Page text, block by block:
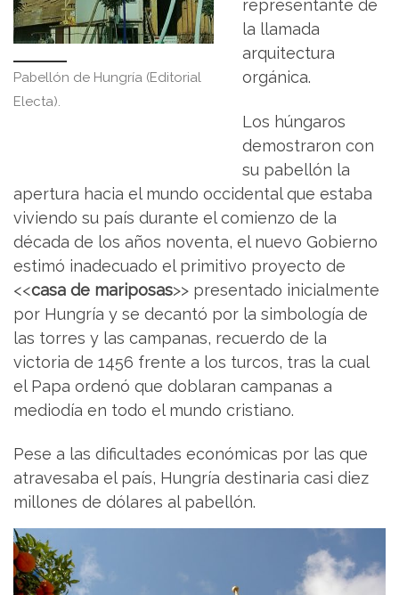
Pabellón de Hungría (Editorial
Electa).
representante de
la llamada
arquitectura
orgánica.
Los húngaros
demostraron con
su pabellón la
apertura hacia el mundo occidental que estaba
viviendo su país durante el comienzo de la
década de los años noventa, el nuevo Gobierno
estimó inadecuado el primitivo proyecto de
<<casa de mariposas>> presentado inicialmente
por Hungría y se decantó por la simbología de
las torres y las campanas, recuerdo de la
victoria de 1456 frente a los turcos, tras la cual
el Papa ordenó que doblaran campanas a
mediodía en todo el mundo cristiano.
Pese a las dificultades económicas por las que
atravesaba el país, Hungría destinaria casi diez
millones de dólares al pabellón.